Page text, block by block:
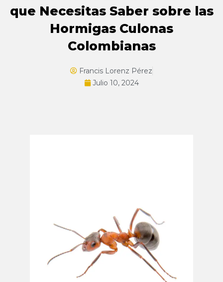
que Necesitas Saber sobre las
Hormigas Culonas
Colombianas
Francis Lorenz Pérez
Julio 10, 2024